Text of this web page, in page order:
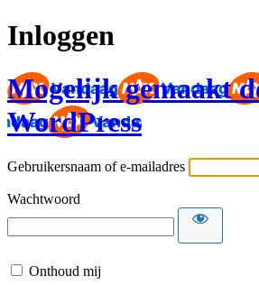
Inloggen
Mogelijk gemaakt
WordPress
Gebruikersnaam of e-mailadres
Wachtwoord
Onthoud mij